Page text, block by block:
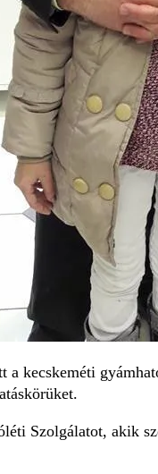
a kecskeméti
Szolgálatot, akik